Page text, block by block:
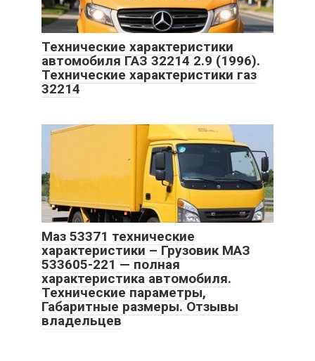
Технические характеристики
автомобиля ГАЗ 32214 2.9 (1996).
Технические характеристики газ
32214
Маз 53371 технические
характеристики – Грузовик МАЗ
533605-221 — полная
характеристика автомобиля.
Технические параметры,
Габаритные размеры. Отзывы
владельцев